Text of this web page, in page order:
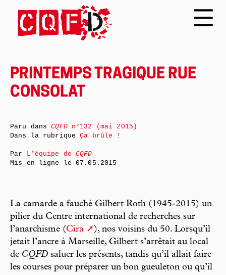
PRINTEMPS TRAGIQUE RUE
CONSOLAT
La camarde a fauché Gilbert Roth (1945-2015) un
pilier du Centre international de recherches sur
l’anarchisme (Cira
), nos voisins du 50. Lorsqu’il
jetait l’ancre à Marseille, Gilbert s’arrêtait au local
de CQFD saluer les présents, tandis qu’il allait faire
les courses pour préparer un bon gueuleton ou qu’il
Paru dansCQFDn°132 (mai 2015)
Dans la rubriqueÇa brûle !
Par L’équipe deCQFD
Mis en ligne le07.05.2015